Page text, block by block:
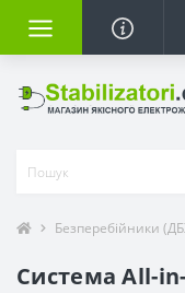
Безперебійники
Система All-in-